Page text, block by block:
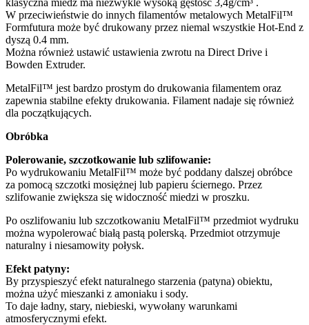
W przeciwieństwie do innych filamentów metalowych MetalFil™
Formfutura może być drukowany przez niemal wszystkie Hot-End z
dyszą 0.4 mm.
Można również ustawić ustawienia zwrotu na Direct Drive i
Bowden Extruder.
MetalFil™ jest bardzo prostym do drukowania filamentem oraz
zapewnia stabilne efekty drukowania. Filament nadaje się również
dla początkujących.
Obróbka
Polerowanie, szczotkowanie lub szlifowanie:
Po wydrukowaniu MetalFil™ może być poddany dalszej obróbce
za pomocą szczotki mosiężnej lub papieru ściernego. Przez
szlifowanie zwiększa się widoczność miedzi w proszku.
Po oszlifowaniu lub szczotkowaniu MetalFil™ przedmiot wydruku
można wypolerować białą pastą polerską. Przedmiot otrzymuje
naturalny i niesamowity połysk.
Efekt patyny:
By przyspieszyć efekt naturalnego starzenia (patyna) obiektu,
można użyć mieszanki z amoniaku i sody.
To daje ładny, stary, niebieski, wywołany warunkami
atmosferycznymi efekt.